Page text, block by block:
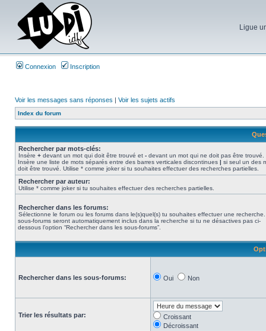
Ligue
Connexion Inscription
Voir les messages sans réponses | Voir les sujets actifs
Index du forum
Rechercher par mots-clés:
Insère + devant un mot qui doit être trouvé et - devant un mot qui ne doit pas être trouvé.
Insère une liste de mots séparés entre des barres verticales discontinues | si seul un des
doit être trouvé. Utilise * comme joker si tu souhaites effectuer des recherches partielles.
Rechercher par auteur:
Utilise * comme joker si tu souhaites effectuer des recherches partielles.
Rechercher dans les forums:
Sélectionne le forum ou les forums dans le(s)quel(s) tu souhaites effectuer une
sous-forums seront automatiquement inclus dans la recherche si tu ne désactives pas ci-
dessous l’option “Rechercher dans les sous-forums”.
Rechercher dans les sous-forums: Oui Non
Trier les résultats par:
Croissant
Décroissant